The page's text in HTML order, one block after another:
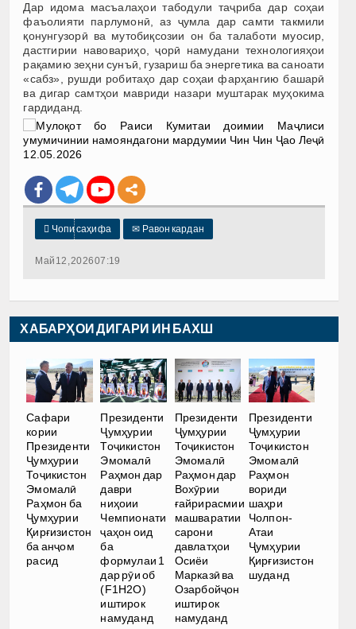
Дар идома масъалаҳои табодули таҷриба дар соҳаи
фаъолияти парлумонӣ, аз ҷумла дар самти такмили
қонунгузорӣ ва мутобиқсозии он ба талаботи муосир,
дастгирии навовариҳо, ҷорӣ намудани технологияҳои
рақамию зеҳни сунъӣ, гузариш ба энергетика ва саноати
«сабз», рушди робитаҳо дар соҳаи фарҳангию башарӣ
ва дигар самтҳои мавриди назари муштарак муҳокима
гардиданд.
 Чопи саҳифа ✉ Равон кардан
Май 12, 2026 07:19
ХАБАРҲОИ ДИГАРИ ИН БАХШ
Сафари
кории
Президенти
Ҷумҳурии
Тоҷикистон
Эмомалӣ
Раҳмон ба
Ҷумҳурии
Қирғизистон
ба анҷом
расид
Президенти
Ҷумҳурии
Тоҷикистон
Эмомалӣ
Раҳмон дар
даври
ниҳоии
Чемпионати
ҷаҳон оид
ба
формулаи 1
дар рӯи об
(F1H2O)
иштирок
намуданд
Президенти
Ҷумҳурии
Тоҷикистон
Эмомалӣ
Раҳмон дар
Вохӯрии
ғайрирасмии
машваратии
сарони
давлатҳои
Осиёи
Марказӣ ва
Озарбойҷон
иштирок
намуданд
Президенти
Ҷумҳурии
Тоҷикистон
Эмомалӣ
Раҳмон
вориди
шаҳри
Чолпон-
Атаи
Ҷумҳурии
Қирғизистон
шуданд